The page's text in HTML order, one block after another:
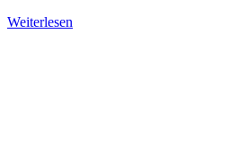
Weiterlesen